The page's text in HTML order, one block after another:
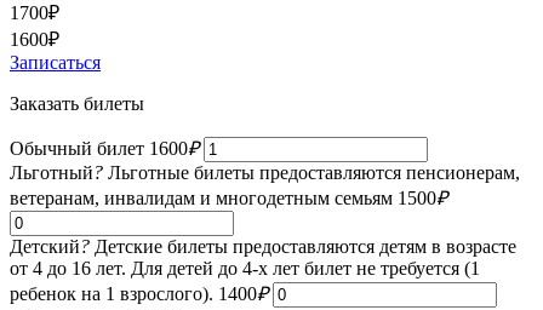
1700₽
1600₽
Записаться
Заказать билеты
Обычный билет 1600₽
Льготный? Льготные билеты предоставляются пенсионерам,
ветеранам, инвалидам и многодетным семьям 1500₽
Детский? Детские билеты предоставляются детям в возрасте
от 4 до 16 лет. Для детей до 4-х лет билет не требуется (1
ребенок на 1 взрослого). 1400₽